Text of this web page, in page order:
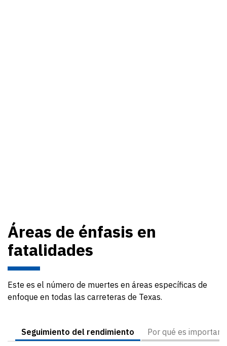
Áreas de énfasis en
fatalidades
Este es el número de muertes en áreas específicas de
enfoque en todas las carreteras de Texas.
Seguimiento del rendimiento Por qué es